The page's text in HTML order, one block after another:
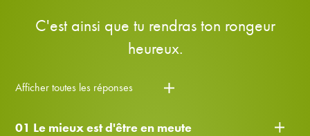
C'est ainsi que tu rendras ton rongeur
heureux.
Afficher toutes les réponses
01 Le mieux est d'être en meute